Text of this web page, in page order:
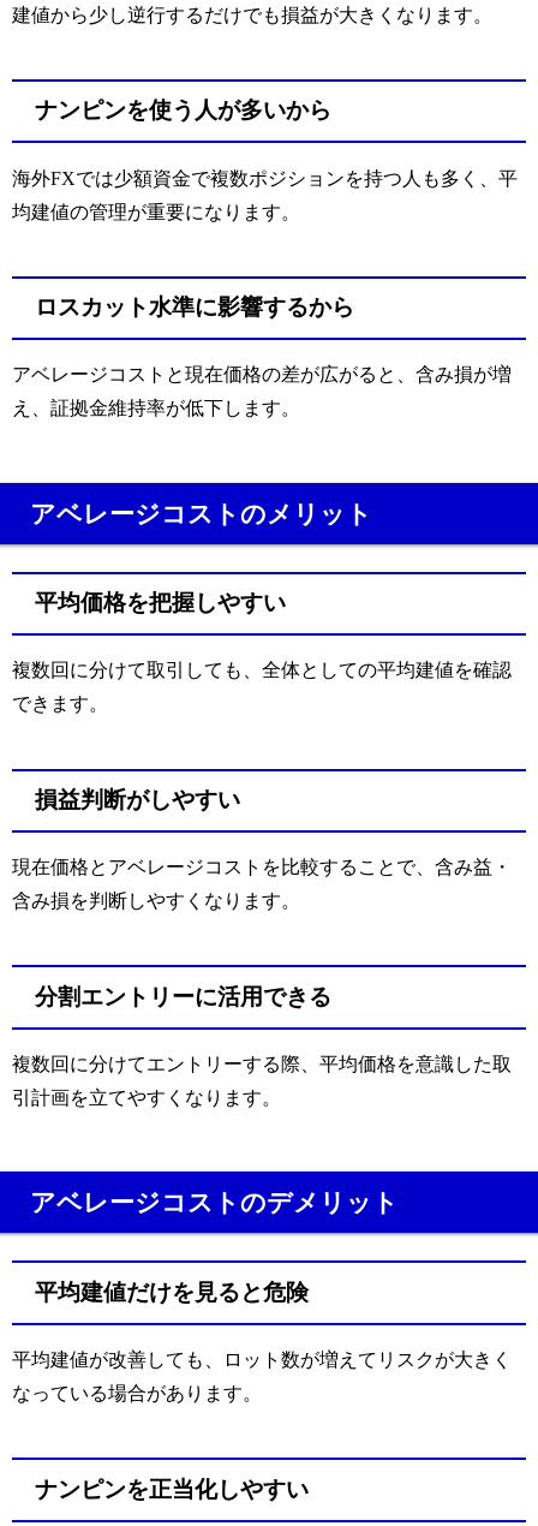
建値から少し逆行するだけでも損益が大きくなります。
ナンピンを使う人が多いから
海外FXでは少額資金で複数ポジションを持つ人も多く、平
均建値の管理が重要になります。
ロスカット水準に影響するから
アベレージコストと現在価格の差が広がると、含み損が増
え、証拠金維持率が低下します。
アベレージコストのメリット
平均価格を把握しやすい
複数回に分けて取引しても、全体としての平均建値を確認
できます。
損益判断がしやすい
現在価格とアベレージコストを比較することで、含み益・
含み損を判断しやすくなります。
分割エントリーに活用できる
複数回に分けてエントリーする際、平均価格を意識した取
引計画を立てやすくなります。
アベレージコストのデメリット
平均建値だけを見ると危険
平均建値が改善しても、ロット数が増えてリスクが大きく
なっている場合があります。
ナンピンを正当化しやすい